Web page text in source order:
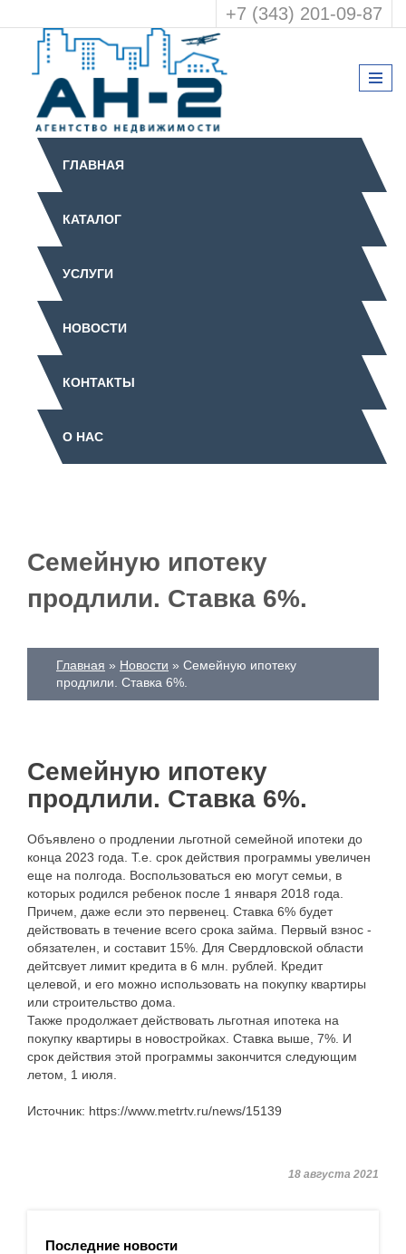
+7 (343) 201-09-87
ГЛАВНАЯ
КАТАЛОГ
УСЛУГИ
НОВОСТИ
КОНТАКТЫ
О НАС
Семейную ипотеку
продлили. Ставка 6%.
Главная Новости
Семейную ипотеку
продлили. Ставка 6%.
Семейную ипотеку
продлили. Ставка 6%.
Объявлено о продлении льготной семейной ипотеки до
конца 2023 года. Т.е. срок действия программы увеличен
еще на полгода. Воспользоваться ею могут семьи, в
которых родился ребенок после 1 января 2018 года.
Причем, даже если это первенец. Ставка 6% будет
действовать в течение всего срока займа. Первый взнос -
обязателен, и составит 15%. Для Свердловской области
дейтсвует лимит кредита в 6 млн. рублей. Кредит
целевой, и его можно использовать на покупку квартиры
или строительство дома.
Также продолжает действовать льготная ипотека на
покупку квартиры в новостройках. Ставка выше, 7%. И
срок действия этой программы закончится следующим
летом, 1 июля.
Источник: https://www.metrtv.ru/news/15139
18 августа 2021
Последние новости